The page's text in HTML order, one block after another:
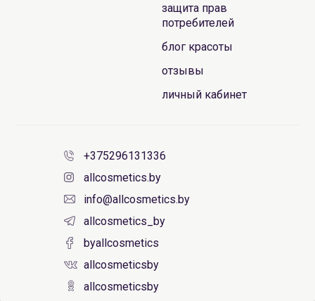
защита прав
потребителей
блог красоты
отзывы
личный кабинет
+375296131336
allcosmetics.by
info@allcosmetics.by
allcosmetics_by
byallcosmetics
allcosmeticsby
allcosmeticsby